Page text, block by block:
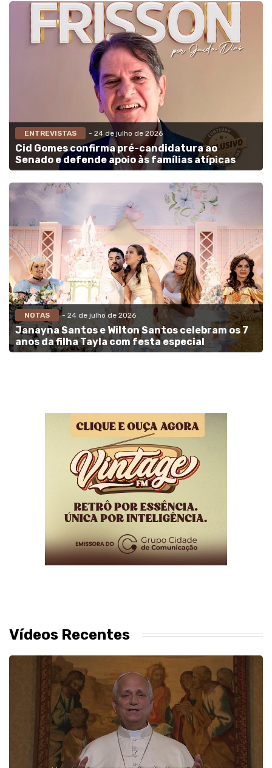
ENTREVISTAS - 24 de julho de 2026
Cid Gomes confirma pré-candidatura ao
Senado e defende apoio às famílias atípicas
NOTAS - 24 de julho de 2026
Janayna Santos e Wilton Santos celebram os 7
anos da filha Tayla com festa especial
Vídeos Recentes